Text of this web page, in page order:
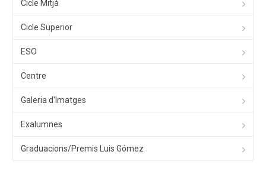
Cicle Mitjà
Cicle Superior
ESO
Centre
Galeria d'Imatges
Exalumnes
Graduacions/Premis Luis Gómez